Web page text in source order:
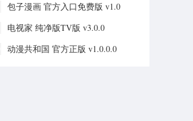
包子漫画 官方入口免费版 v1.0
电视家 纯净版TV版 v3.0.0
动漫共和国 官方正版 v1.0.0.0